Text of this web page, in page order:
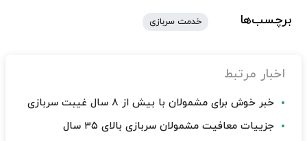
برچسب‌ها خدمت سربازی
اخبار مرتبط
خبر خوش برای مشمولان با بیش از ۸ سال غیبت سربازی
جزییات معافیت مشمولان سربازی بالای ۳۵ سال